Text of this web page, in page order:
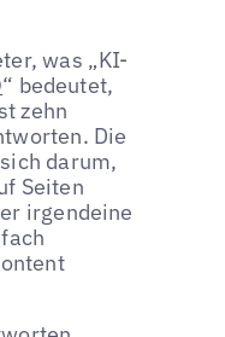
was „KI-
“ bedeutet,
zehn
Die
darum,
Seiten
irgendeine